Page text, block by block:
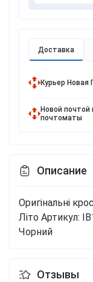
Доставка
Курьер Новая
Новой почтой
почтоматы
Описание
Оригінальні
Літо Артикул:
Чорний
Отзывы